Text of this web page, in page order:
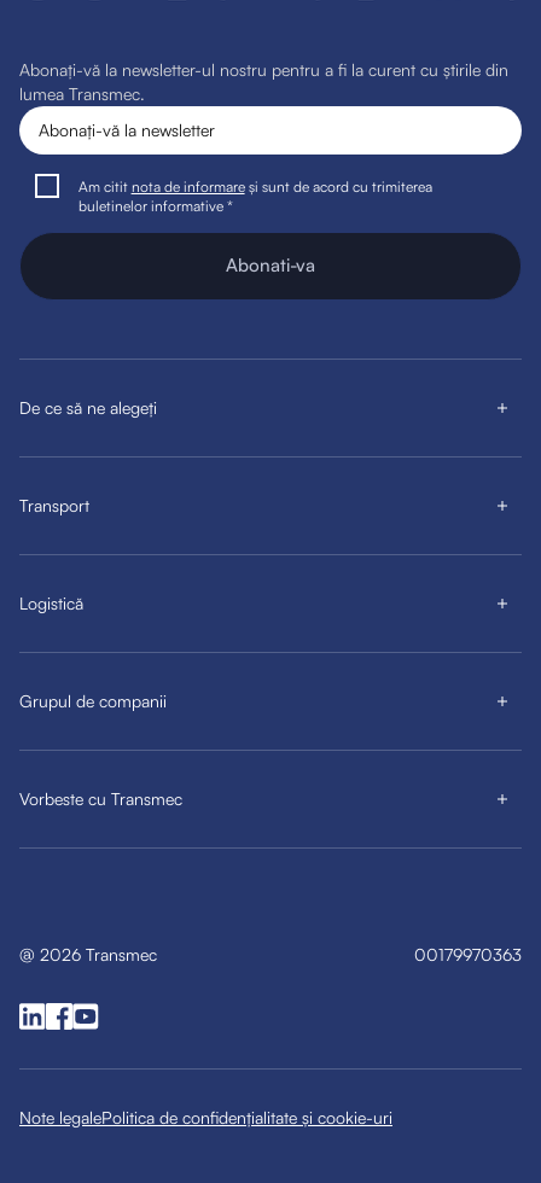
Abonați-vă la newsletter-ul nostru pentru a fi la curent cu știrile din
lumea Transmec.
Am citit nota de informareși sunt de acord cu trimiterea
buletinelor informative *
Abonati-va
De ce să ne alegeți
Transport
Logistică
Grupul de companii
Vorbeste cu Transmec
@ 2026 Transmec
Note legalePolitica de confidențialitate și cookie-uri
00179970363